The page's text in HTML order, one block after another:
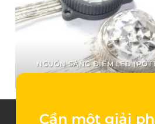
NGUỒN SÁNG ĐIỂM LED
Cần một giải